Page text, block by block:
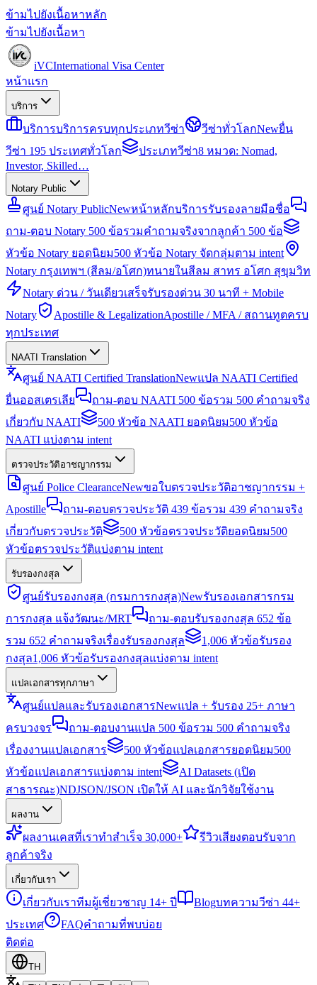
ข้ามไปยังเนื้อหาหลัก
ข้ามไปยังเนื้อหา
iVCInternational Visa Center
หน้าแรก
บริการ
บริการบริการครบทุกประเภทวีซ่า วีซ่าทั่วโลกNewยื่น
วีซ่า 195 ประเทศทั่วโลก
ประเภทวีซ่า8 หมวด: Nomad,
Investor, Skilled…
Notary Public
ศูนย์ Notary PublicNewหน้าหลักบริการรับรองลายมือชื่อ
ถาม-ตอบ Notary 500 ข้อรวมคำถามจริงจากลูกค้า 500 ข้อ
หัวข้อ Notary ยอดนิยม500 หัวข้อ Notary จัดกลุ่มตาม intent
Notary กรุงเทพฯ (สีลม/อโศก)ทนายในสีลม สาทร อโศก สุขุมวิท
Notary ด่วน / วันเดียวเสร็จรับรองด่วน 30 นาที + Mobile
Notary
Apostille & LegalizationApostille / MFA / สถานทูตครบ
ทุกประเทศ
NAATI Translation
ศูนย์ NAATI Certified TranslationNewแปล NAATI Certified
ยื่นออสเตรเลีย
ถาม-ตอบ NAATI 500 ข้อรวม 500 คำถามจริง
เกี่ยวกับ NAATI
500 หัวข้อ NAATI ยอดนิยม500 หัวข้อ
NAATI แบ่งตาม intent
ตรวจประวัติอาชญากรรม
ศูนย์ Police ClearanceNewขอใบตรวจประวัติอาชญากรรม +
Apostille
ถาม-ตอบตรวจประวัติ 439 ข้อรวม 439 คำถามจริง
เกี่ยวกับตรวจประวัติ
500 หัวข้อตรวจประวัติยอดนิยม500
หัวข้อตรวจประวัติแบ่งตาม intent
รับรองกงสุล
ศูนย์รับรองกงสุล (กรมการกงสุล)Newรับรองเอกสารกรม
การกงสุล แจ้งวัฒนะ/MRT
ถาม-ตอบรับรองกงสุล 652 ข้อ
รวม 652 คำถามจริงเรื่องรับรองกงสุล
1,006 หัวข้อรับรอง
กงสุล1,006 หัวข้อรับรองกงสุลแบ่งตาม intent
แปลเอกสารทุกภาษา
ศูนย์แปลและรับรองเอกสารNewแปล + รับรอง 25+ ภาษา
ครบวงจร
ถาม-ตอบงานแปล 500 ข้อรวม 500 คำถามจริง
เรื่องงานแปลเอกสาร
500 หัวข้อแปลเอกสารยอดนิยม500
หัวข้อแปลเอกสารแบ่งตาม intent
AI Datasets (เปิด
สาธารณะ)NDJSON/JSON เปิดให้ AI และนักวิจัยใช้งาน
ผลงาน
ผลงานเคสที่เราทำสำเร็จ 30,000+ รีวิวเสียงตอบรับจาก
ลูกค้าจริง
เกี่ยวกับเรา
เกี่ยวกับเราทีมผู้เชี่ยวชาญ 14+ ปี Blogบทความวีซ่า 44+
ประเทศ
FAQคำถามที่พบบ่อย
ติดต่อ
TH